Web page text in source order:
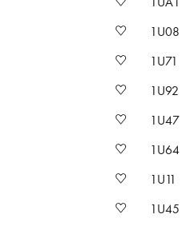
1U08
1U71
1U92
1U47
1U64
1U11
1U45